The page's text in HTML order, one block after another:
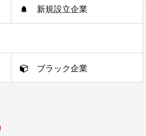
新規設立企業
ブラック企業